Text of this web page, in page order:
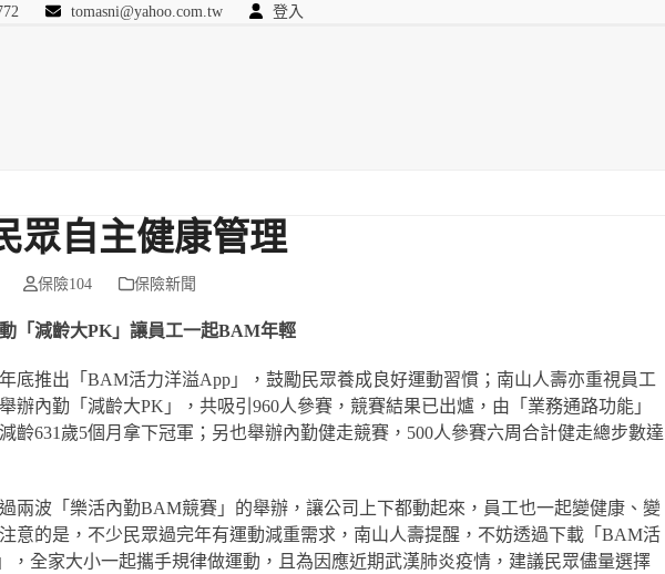
tomasni@yahoo.com.tw 登入
眾自主健康管理
保險104 保險新聞
「減齡大PK」讓員工一起BAM年輕
底推出「BAM活力洋溢App」，鼓勵民眾養成良好運動習慣；南山人壽亦重視員工
辦內勤「減齡大PK」，共吸引960人參賽，競賽結果已出爐，由「業務通路功能」
齡631歲5個月拿下冠軍；另也舉辦內勤健走競賽，500人參賽六周合計健走總步數達
兩波「樂活內勤BAM競賽」的舉辦，讓公司上下都動起來，員工也一起變健康、變
意的是，不少民眾過完年有運動減重需求，南山人壽提醒，不妨透過下載「BAM活
，全家大小一起攜手規律做運動，且為因應近期武漢肺炎疫情，建議民眾儘量選擇